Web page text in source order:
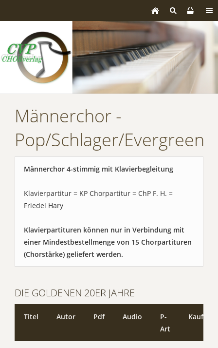
Männerchor -
Pop/Schlager/Evergreen
Männerchor 4-stimmig mit Klavierbegleitung
Klavierpartitur = KP Chorpartitur = ChP F. H. =
Friedel Hary
Klavierpartituren können nur in Verbindung mit
einer Mindestbestellmenge von 15 Chorpartituren
(Chorstärke) geliefert werden.
DIE GOLDENEN 20ER JAHRE
Titel Autor Pdf Audio
P-
Art
Kaufen